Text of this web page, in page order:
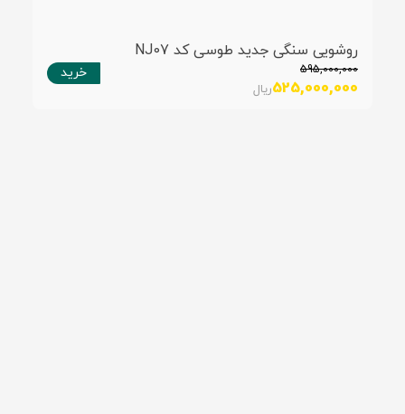
روشویی سنگی جدید طوسی کد NJ07
595,000,000
525,000,000ریال
خرید